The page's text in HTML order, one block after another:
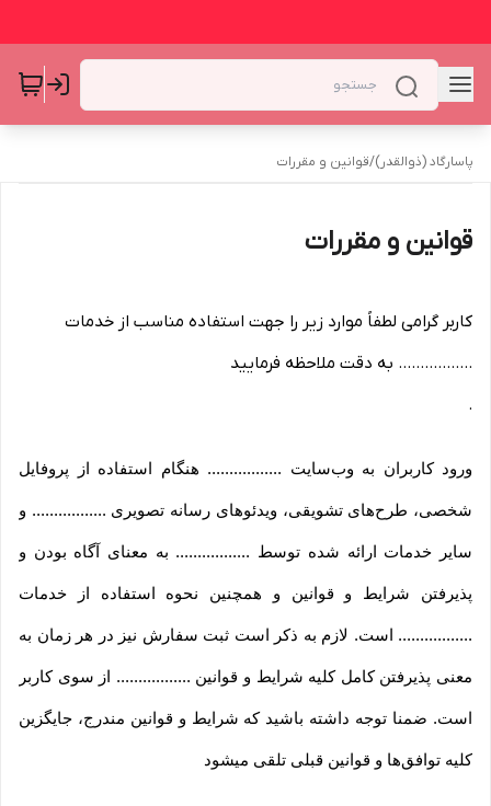
پاسارگاد (ذوالقدر)/قوانین و مقررات
قوانین و مقررات
کاربر گرامی لطفاً موارد زیر را جهت استفاده مناسب از خدمات
................. به دقت ملاحظه فرمایید
.
ورود کاربران به وب‏‌سایت ................. هنگام استفاده از پروفایل
شخصی، طرح‏‌های تشویقی، ویدئوهای رسانه تصویری ................. و
سایر خدمات ارائه شده توسط ................. به معنای آگاه بودن و
پذیرفتن شرایط و قوانین و همچنین نحوه استفاده از خدمات
................. است. لازم به ذکر است ثبت سفارش نیز در هر زمان به
معنی پذیرفتن کامل کلیه شرایط و قوانین ................. از سوی کاربر
است. ضمنا توجه داشته باشید که شرایط و قوانین مندرج، جایگزین
کلیه توافق‏‌ها و قوانین قبلی تلقی میشود